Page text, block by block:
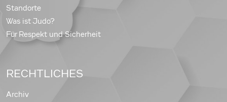
Standorte
Was ist Judo?
Für Respekt und Sicherheit
RECHTLICHES
Archiv